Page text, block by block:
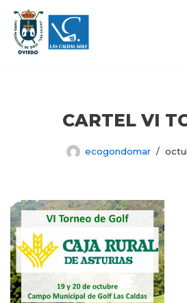
Saltar
al
CARTEL VI
ecogondomar